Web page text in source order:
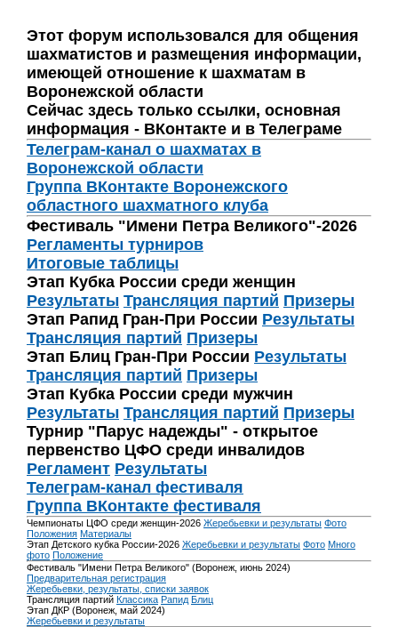
Этот форум использовался для общения
шахматистов и размещения информации,
имеющей отношение к шахматам в
Воронежской области
Сейчас здесь только ссылки, основная
информация - ВКонтакте и в Телеграме
Телеграм-канал о шахматах в
Воронежской области
Группа ВКонтакте Воронежского
областного шахматного клуба
Фестиваль "Имени Петра Великого"-2026
Регламенты турниров
Итоговые таблицы
Этап Кубка России среди женщин
Результаты Трансляция партий Призеры
Этап Рапид Гран-При России Результаты
Трансляция партий Призеры
Этап Блиц Гран-При России Результаты
Трансляция партий Призеры
Этап Кубка России среди мужчин
Результаты Трансляция партий Призеры
Турнир "Парус надежды" - открытое
первенство ЦФО среди инвалидов
Регламент Результаты
Телеграм-канал фестиваля
Группа ВКонтакте фестиваля
Чемпионаты ЦФО среди женщин-2026 Жеребьевки и результаты Фото
Положения Материалы
Этап Детского кубка России-2026 Жеребьевки и результаты Фото Много
фото Положение
Фестиваль "Имени Петра Великого" (Воронеж, июнь 2024)
Предварительная регистрация
Жеребьевки, результаты, списки заявок
Трансляция партий Классика Рапид Блиц
Этап ДКР (Воронеж, май 2024)
Жеребьевки и результаты